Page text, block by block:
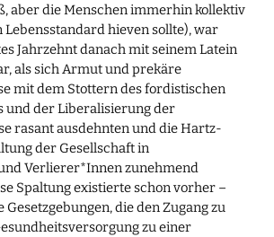
aber die Menschen immerhin kollektiv
Lebensstandard hieven sollte), war
Jahrzehnt danach mit seinem Latein
als sich Armut und prekäre
mit dem Stottern des fordistischen
und der Liberalisierung der
rasant ausdehnten und die Hartz-
der Gesellschaft in
Verlierer*Innen zunehmend
Spaltung existierte schon vorher –
die den Zugang zu
zu einer